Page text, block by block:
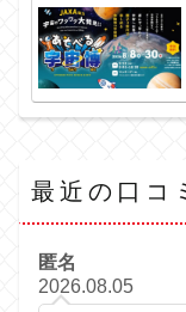
最近の口コ
匿名
2026.08.05